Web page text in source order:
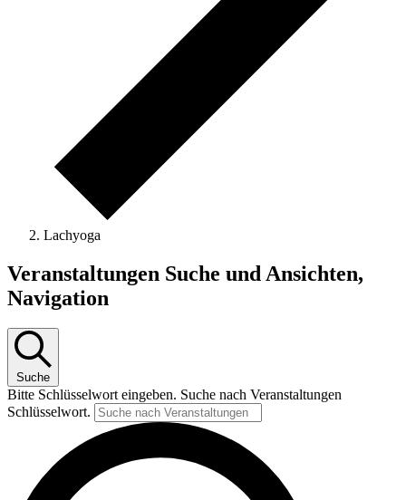
Lachyoga
Veranstaltungen
Veranstaltungen Suche und Ansichten,
Navigation
Suche
Bitte Schlüsselwort eingeben. Suche nach Veranstaltungen
Schlüsselwort.